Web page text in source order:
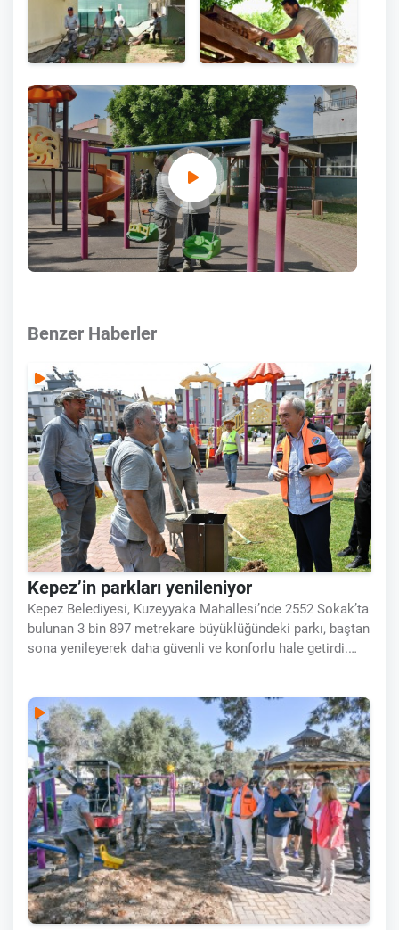
Benzer Haberler
Kepez’in parkları yenileniyor
Kepez Belediyesi, Kuzeyyaka Mahallesi’nde 2552 Sokak’ta
bulunan 3 bin 897 metrekare büyüklüğündeki parkı, baştan
sona yenileyerek daha güvenli ve konforlu hale getirdi.